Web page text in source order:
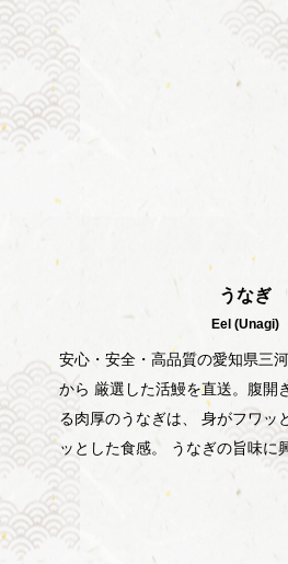
うなぎ
Eel (Unagi)
安心・安全・高品質の​愛知県三
から 厳選した活鰻を直送。腹開
る肉厚のうなぎは、 身がフワッ
ッとした食感。 うなぎの旨味に